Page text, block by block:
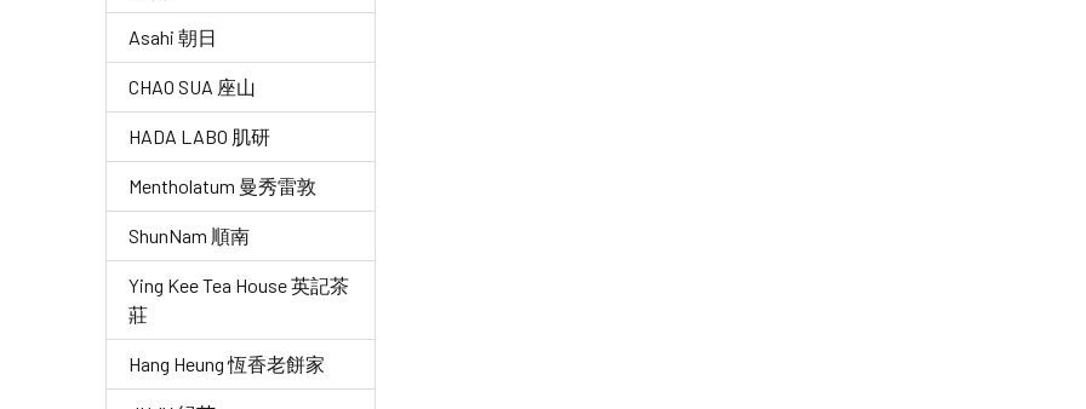
Asahi 朝日
CHAO SUA 座山
HADA LABO 肌研
Mentholatum 曼秀雷敦
ShunNam 順南
Ying Kee Tea House 英記茶
莊
Hang Heung 恆香老餅家